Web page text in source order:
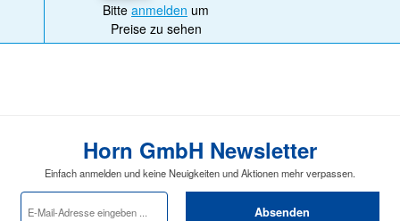
Bitte anmelden um
Preise zu sehen
Horn GmbH Newsletter
Einfach anmelden und keine Neuigkeiten und Aktionen mehr verpassen.
E-
Mail-
Absenden